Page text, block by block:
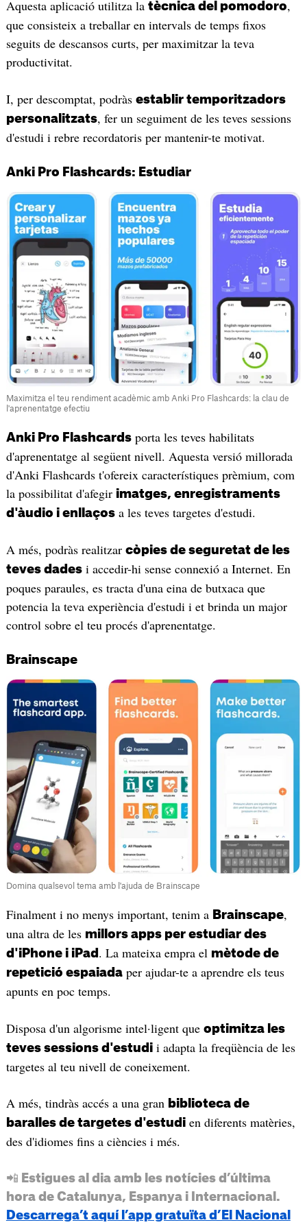
Aquesta aplicació utilitza la tècnica del pomodoro,
que consisteix a treballar en intervals de temps fixos
seguits de descansos curts, per maximitzar la teva
productivitat.
I, per descomptat, podràs establir temporitzadors
personalitzats, fer un seguiment de les teves sessions
d'estudi i rebre recordatoris per mantenir-te motivat.
Anki Pro Flashcards: Estudiar
Maximitza el teu rendiment acadèmic amb Anki Pro Flashcards: la clau de
l'aprenentatge efectiu
Anki Pro Flashcardsporta les teves habilitats
d'aprenentatge al següent nivell. Aquesta versió millorada
d'Anki Flashcards t'ofereix característiques prèmium, com
la possibilitat d'afegir imatges, enregistraments
d'àudio i enllaçosa les teves targetes d'estudi.
A més, podràs realitzar còpies de seguretat de les
teves dadesi accedir-hi sense connexió a Internet. En
poques paraules, es tracta d'una eina de butxaca que
potencia la teva experiència d'estudi i et brinda un major
control sobre el teu procés d'aprenentatge.
Brainscape
Domina qualsevol tema amb l'ajuda de Brainscape
Finalment i no menys important, tenim a Brainscape,
una altra de les millors apps per estudiar des
d'iPhone i iPad . La mateixa empra el mètode de
repetició espaiadaper ajudar-te a aprendre els teus
apunts en poc temps.
Disposa d'un algorisme intel·ligent que optimitza les
teves sessions d'estudii adapta la freqüència de les
targetes al teu nivell de coneixement.
A més, tindràs accés a una gran biblioteca de
baralles de targetes d'estudien diferents matèries,
des d'idiomes fins a ciències i més.
📲 Estigues al dia amb les notícies d’última
hora de Catalunya, Espanya i Internacional.
Descarrega’t aquí l’app gratuïta d’El Nacional